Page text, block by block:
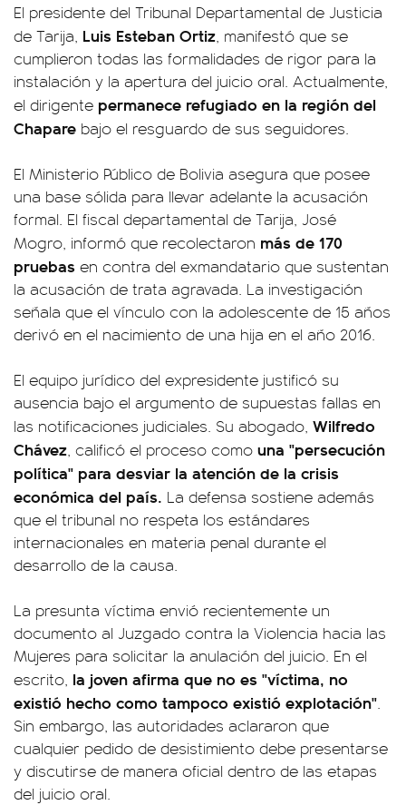
El presidente del Tribunal Departamental de Justicia
de Tarija, Luis Esteban Ortiz, manifestó que se
cumplieron todas las formalidades de rigor para la
instalación y la apertura del juicio oral. Actualmente,
el dirigente permanece refugiado en la región del
Chapare bajo el resguardo de sus seguidores.
El Ministerio Público de Bolivia asegura que posee
una base sólida para llevar adelante la acusación
formal. El fiscal departamental de Tarija, José
Mogro, informó que recolectaron más de 170
pruebas en contra del exmandatario que sustentan
la acusación de trata agravada. La investigación
señala que el vínculo con la adolescente de 15 años
derivó en el nacimiento de una hija en el año 2016.
El equipo jurídico del expresidente justificó su
ausencia bajo el argumento de supuestas fallas en
las notificaciones judiciales. Su abogado, Wilfredo
Chávez, calificó el proceso como una "persecución
política" para desviar la atención de la crisis
económica del país. La defensa sostiene además
que el tribunal no respeta los estándares
internacionales en materia penal durante el
desarrollo de la causa.
La presunta víctima envió recientemente un
documento al Juzgado contra la Violencia hacia las
Mujeres para solicitar la anulación del juicio. En el
escrito, la joven afirma que no es "víctima, no
existió hecho como tampoco existió explotación".
Sin embargo, las autoridades aclararon que
cualquier pedido de desistimiento debe presentarse
y discutirse de manera oficial dentro de las etapas
del juicio oral.